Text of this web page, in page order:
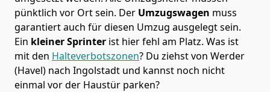
pünktlich vor Ort sein. Der Umzugswagen muss
garantiert auch für diesen Umzug ausgelegt sein.
Ein kleiner Sprinter ist hier fehl am Platz. Was ist
mit den Halteverbotszonen? Du ziehst von Werder
(Havel) nach Ingolstadt und kannst noch nicht
einmal vor der Haustür parken?